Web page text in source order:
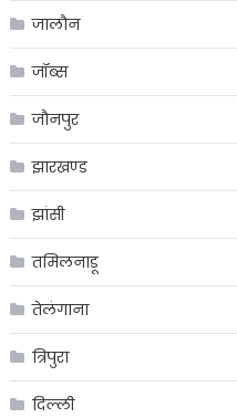
जालौन
जॉब्स
जौनपुर
झारखण्ड
झांसी
तमिलनाडू
तेलंगाना
त्रिपुरा
दिल्ली